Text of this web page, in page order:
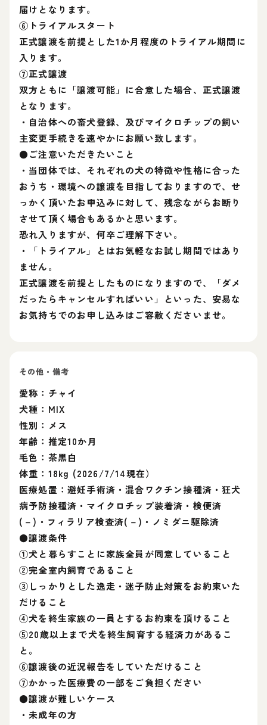
届けとなります。
⑥トライアルスタート
正式譲渡を前提とした1か月程度のトライアル期間に
入ります。
⑦正式譲渡
双方ともに「譲渡可能」に合意した場合、正式譲渡
となります。
・自治体への畜犬登録、及びマイクロチップの飼い
主変更手続きを速やかにお願い致します。
●ご注意いただきたいこと
・当団体では、それぞれの犬の特徴や性格に合った
おうち・環境への譲渡を目指しておりますので、せ
っかく頂いたお申込みに対して、残念ながらお断り
させて頂く場合もあるかと思います。
恐れ入りますが、何卒ご理解下さい。
・「トライアル」とはお気軽なお試し期間ではあり
ません。
正式譲渡を前提としたものになりますので、「ダメ
だったらキャンセルすればいい」といった、安易な
お気持ちでのお申し込みはご容赦くださいませ。
その他・備考
愛称：チャイ
犬種：MIX
性別：メス
年齢：推定10か月
毛色：茶黒白
体重：18kg (2026/7/14現在）
医療処置：避妊手術済・混合ワクチン接種済・狂犬
病予防接種済・マイクロチップ装着済・検便済
(－)・フィラリア検査済(－)・ノミダニ駆除済
●譲渡条件
①犬と暮らすことに家族全員が同意していること
②完全室内飼育であること
③しっかりとした逸走・迷子防止対策をお約束いた
だけること
④犬を終生家族の一員とするお約束を頂けること
⑤20歳以上まで犬を終生飼育する経済力があるこ
と。
⑥譲渡後の近況報告をしていただけること
⑦かかった医療費の一部をご負担ください
●譲渡が難しいケース
・未成年の方